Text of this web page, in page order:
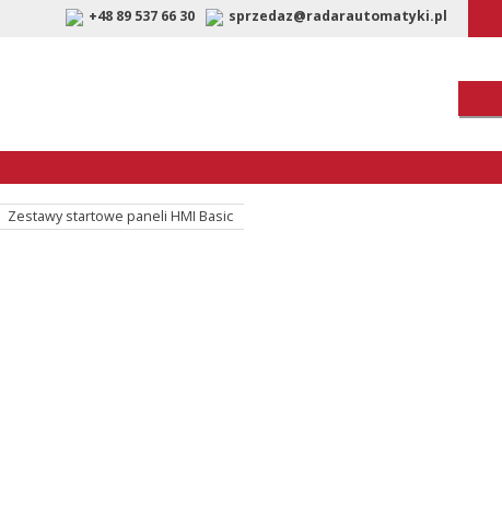
+48 89 537 66 30 sprzedaz@radarautomatyki.pl
Zestawy startowe paneli HMI Basic